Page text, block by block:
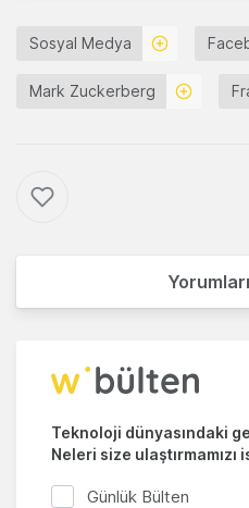
Sosyal Medya
Mark Zuckerberg
Teknoloji dünyasındaki
Neleri size ulaştırmamızı
Günlük Bülten